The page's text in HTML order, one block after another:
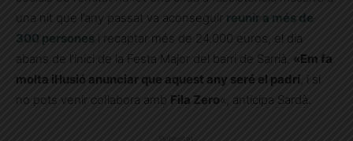
una nit que l’any passat va aconseguir reunir a més de
300 persones i recaptar més de 24.000 euros, el dia
abans de l’inici de la Festa Major del barri de Sarrià. «Em fa
molta il·lusió anunciar que aquest any seré el padrí , i si
no pots venir col·labora amb Fila Zero«, anticipa Sardà.